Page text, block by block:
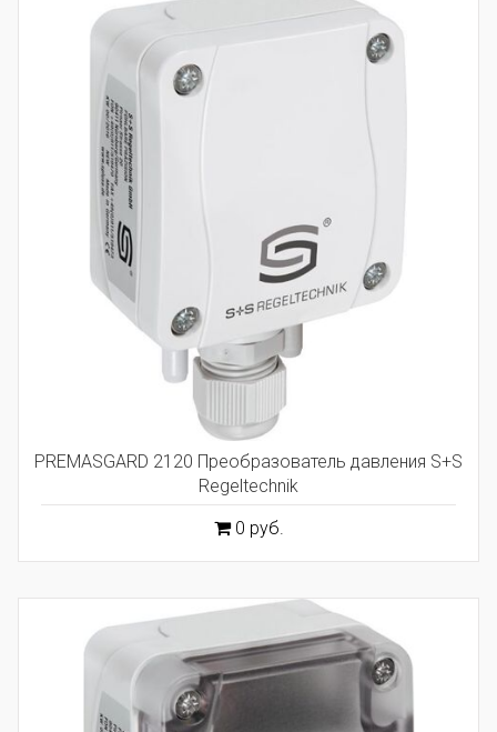
PREMASGARD 2120 Преобразователь давления S+S
Regeltechnik
0 руб.